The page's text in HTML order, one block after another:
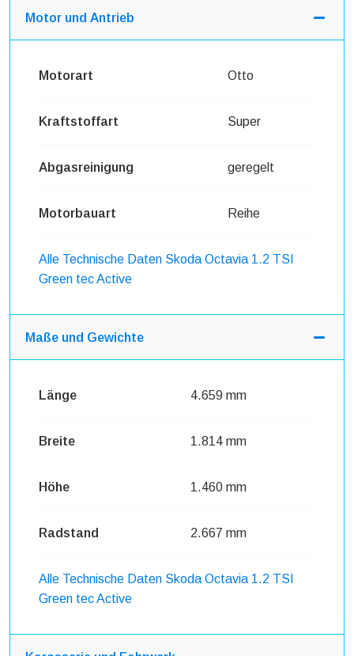
Motor und Antrieb
Motorart Otto
Kraftstoffart Super
Abgasreinigung geregelt
Motorbauart Reihe
Alle Technische Daten Skoda Octavia 1.2 TSI
Green tec Active
Maße und Gewichte
Länge 4.659 mm
Breite 1.814 mm
Höhe 1.460 mm
Radstand 2.667 mm
Alle Technische Daten Skoda Octavia 1.2 TSI
Green tec Active